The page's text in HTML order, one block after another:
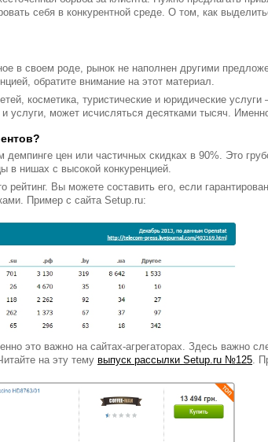
себя в конкурентной среде. О том, как
в своем роде, рынок не наполнен другими
обратите внимание на этот материал.
косметика, туристические и юридические
и услуги, может исчисляться десятками тысяч.
демпинге цен или частичных скидках в 90%. Это
в нишах с высокой конкуренцией.
рейтинг. Вы можете составить его, если
Пример с сайта Setup.ru:
это важно на сайтах-агрегаторах. Здесь важно
на эту тему выпуск рассылки Setup.ru №125.